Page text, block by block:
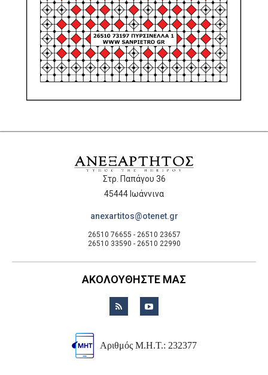
Στρ. Παπάγου 36
45444 Ιωάννινα
anexartitos@otenet.gr
26510 76655 - 26510 23657
26510 33590 - 26510 22990
ΑΚΟΛΟΥΘΗΣΤΕ ΜΑΣ
Αριθμός Μ.Η.Τ.: 232377